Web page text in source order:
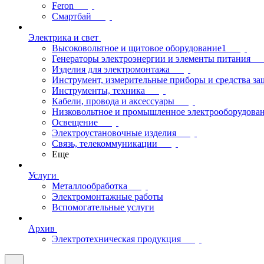
Feron
Смартбай
Электрика и свет
Высоковольтное и щитовое оборудование1
Генераторы электроэнергии и элементы питания
Изделия для электромонтажа
Инструмент, измерительные приборы и средства
Инструменты, техника
Кабели, провода и аксессуары
Низковольтное и промышленное
Освещение
Электроустановочные изделия
Связь, телекоммуникации
Еще
Услуги
Металлообработка
Электромонтажные работы
Вспомогательные услуги
Архив
Электротехническая продукция